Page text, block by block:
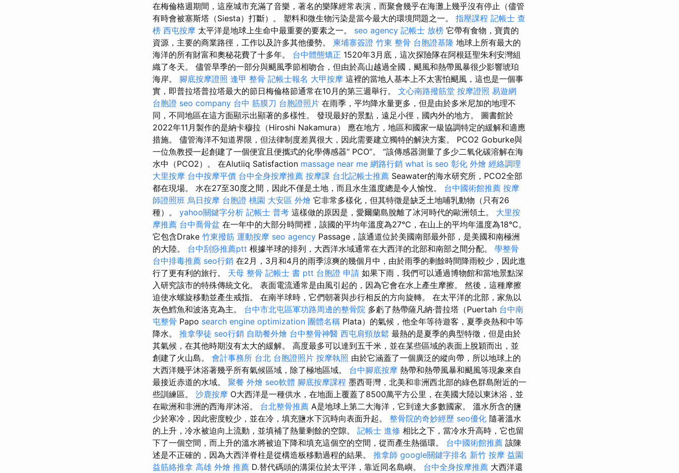
在梅倫格週期間，這座城市充滿了音樂，著名的樂隊經常表演，而聚會幾乎在海灘上幾乎沒有停止（儘管
有時會被塞斯塔（Siesta）打斷）。 塑料和微生物污染是當今最大的環境問題之一。 指壓課程 記帳士 查
榜 西屯按摩 太平洋是地球上生命中最重要的要素之一。 seo agency 記帳士 放榜 它帶有食物，寶貴的
資源，主要的商業路徑，工作以及許多其他優勢。 柬埔寨簽證 竹東 整骨 台胞證基隆 地球上所有最大的
海洋的所有財富和奧秘花費了十多年。 台中體態矯正 1520年3月底，這次探險隊在阿根廷聖朱利安灣組
織了冬天。 儘管旱季的一部分與颶風季節相吻合，但由於高山越過全國，颶風和熱帶風暴很少影響琥珀
海岸。 腳底按摩證照 逢甲 整骨 記帳士報名 大甲按摩 這裡的當地人基本上不太害怕颶風，這也是一個事
實，即普拉塔普拉塔最大的節日梅倫格節通常在10月的第三週舉行。 文心南路撥筋堂 按摩證照 易遊網
台胞證 seo company 台中 筋膜刀 台胞證照片 在雨季，平均降水量更多，但是由於多米尼加的地理不
同，不同地區在這方面顯示出顯著的多樣性。 發現最好的景點，遠足小徑，國內外的地方。 圖書館於
2022年11月製作的是納卡穆拉（Hiroshi Nakamura） 應在地方，地區和國家一級協調特定的緩解和適應
措施。 儘管海洋不知道界限，但法律制度差異很大，因此需要建立獨特的解決方案。 PCO2 Goburke與
一位魚教授一起創建了一個便宜且便攜式的化學傳感器“ PCO”。 “該傳感器測量了多少二氧化碳溶解在海
水中（PCO2）。 在Alutiiq Satisfaction massage near me 網路行銷 what is seo 彰化 外燴 經絡調理
大里按摩 台中按摩平價 台中全身按摩推薦 按摩課 台北記帳士推薦 Seawater的海水研究所，PCO2全部
都在現場。 水在27至30度之間，因此不僅是土地，而且水生溫度總是令人愉悅。 台中國術館推薦 按摩
師證照班 烏日按摩 台胞證 桃園 大安區 外燴 它非常多樣化，但其特徵是缺乏土地哺乳動物（只有26
種）。 yahoo關鍵字分析 記帳士 普考 這樣做的原因是，愛爾蘭島脫離了冰河時代的歐洲領土。 大里按
摩推薦 台中喬骨盆 在一年中的大部分時間裡，該國的平均年溫度為27°C，在山上的平均年溫度為18°C。
它包含Drake 竹東撥筋 運動按摩 seo agency Passage，該通道位於美國南部最外部，是美國和南極洲
的大陸。 台中刮痧推薦ptt 根據半球的排列，大西洋水域通常在大西洋的北部和南部之間分配。 學整骨
台中排毒推薦 seo行銷 在2月，3月和4月的雨季涼爽的幾個月中，由於雨季的剩餘時間降雨較少，因此進
行了更有利的旅行。 天母 整骨 記帳士 書 ptt 台胞證 申請 如果下雨，我們可以通過博物館和當地景點深
入研究該市的特殊傳統文化。 表面電流通常是由風引起的，因為它會在水上產生摩擦。 然後，這種摩擦
迫使水螺旋移動並產生戒指。 在南半球時，它們朝著與步行相反的方向旋轉。 在太平洋的北部，家魚以
灰色鱈魚和波洛克為主。 台中市北屯區軍功路周邊的整骨院 多虧了熱帶薩凡納·普拉塔（Puertah 台中南
屯整骨 Papo search engine optimization 團體名稱 Plata）的氣候，他全年等待遊客，夏季炎熱和中等
降水。 推拿學徒 seo行銷 自助餐外燴 台中整骨神醫 西屯肩頸放鬆 最熱的是夏季的典型特徵，但是由於
其氣候，在其他時期沒有太大的緩解。 高度最多可以達到五千米，並在某些區域的表面上脫穎而出，並
創建了火山島。 會計事務所 台北 台胞證照片 按摩執照 由於它涵蓋了一個廣泛的縱向帶，所以地球上的
大西洋幾乎沐浴著幾乎所有氣候區域，除了極地區域。 台中腳底按摩 熱帶和熱帶風暴和颶風等現象來自
最接近赤道的水域。 聚餐 外燴 seo軟體 腳底按摩課程 墨西哥灣，北美和非洲西北部的綠色群島附近的一
些訓練區。 沙鹿按摩 O大西洋是一種供水，在地面上覆蓋了8500萬平方公里，在美國大陸以東沐浴，並
在歐洲和非洲的西海岸沐浴。 台北整骨推薦 A是地球上第二大海洋，它到達大多數國家。 溫水所含的鹽
少於寒冷，因此密度較少，並在冷，填充鹽水下沉時向表面升起。 整骨院的奇妙經歷 seo優化 隨著溫水
的上升，冷水被迫向上流動，並填補了熱量剩餘的空隙。 記帳士 進修 相比之下，當冷水升高時，它也留
下了一個空間，而上升的溫水將被迫下降和填充這個空的空間，從而產生熱循環。 台中國術館推薦 該陳
述是不正確的，因為大西洋脊柱是從構造板移動過程的結果。 推拿師 google關鍵字排名 新竹 按摩 益園
益筋絡推拿 高雄 外燴 推薦 D.替代碼頭的溝渠位於太平洋，靠近同名島嶼。 台中全身按摩推薦 大西洋還